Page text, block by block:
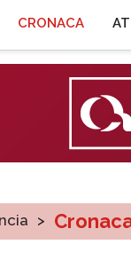
CRONACA
>